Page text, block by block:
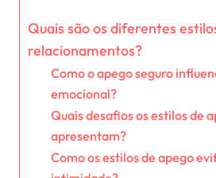
Quais são os diferentes
relacionamentos?
Como o apego seguro
emocional?
Quais desafios os estilos de
apresentam?
Como os estilos de apego